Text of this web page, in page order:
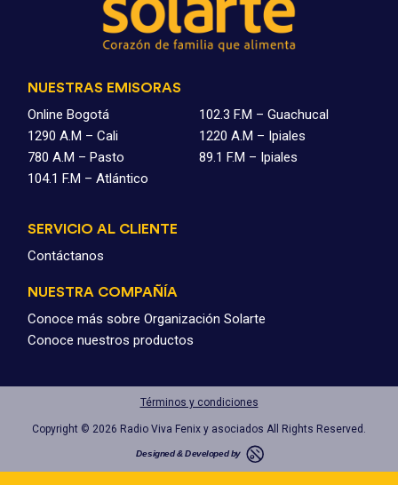
NUESTRAS EMISORAS
Online Bogotá
1290 A.M – Cali
780 A.M – Pasto
104.1 F.M – Atlántico
102.3 F.M – Guachucal
1220 A.M – Ipiales
89.1 F.M – Ipiales
SERVICIO AL CLIENTE
Contáctanos
NUESTRA COMPAÑÍA
Conoce más sobre Organización Solarte
Conoce nuestros productos
Términos y condiciones
Copyright © 2026 Radio Viva Fenix y asociados All Rights Reserved.